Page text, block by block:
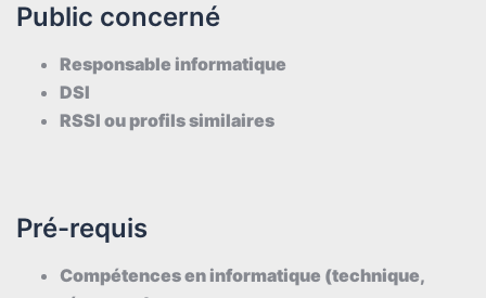
Public concerné
Responsable informatique
DSI
RSSI ou profils similaires
Pré-requis
Compétences en informatique (technique,